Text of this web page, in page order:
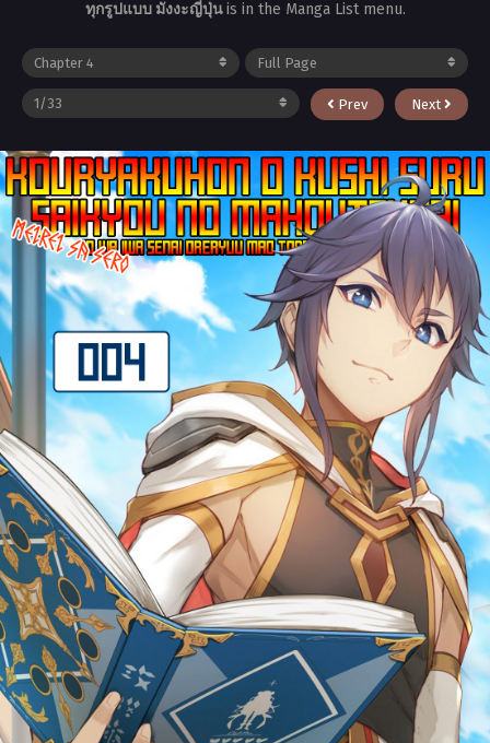
ทุกรูปแบบ มังงะญี่ปุ่นis in the Manga List menu.
Prev Next